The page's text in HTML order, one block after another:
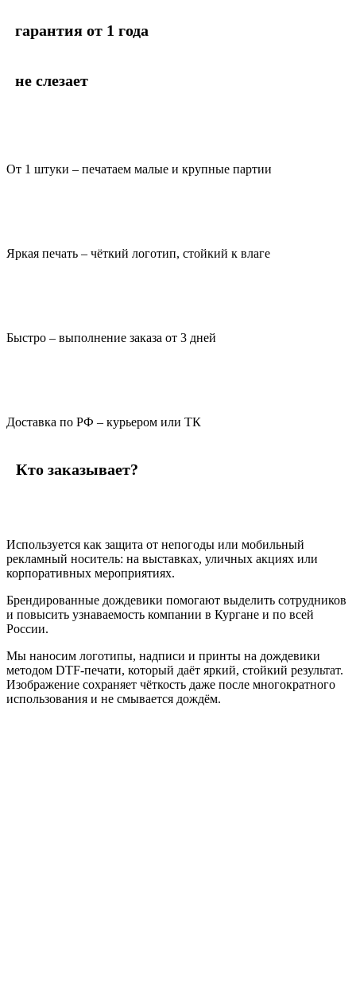
гарантия от 1 года
не слезает
От 1 штуки – печатаем малые и крупные партии
Яркая печать – чёткий логотип, стойкий к влаге
Быстро – выполнение заказа от 3 дней
Доставка по РФ – курьером или ТК
Кто заказывает?
Используется как защита от непогоды или мобильный
рекламный носитель: на выставках, уличных акциях или
корпоративных мероприятиях.
Брендированные дождевики помогают выделить сотрудников
и повысить узнаваемость компании в Кургане и по всей
России.
Мы наносим логотипы, надписи и принты на дождевики
методом DTF-печати, который даёт яркий, стойкий результат.
Изображение сохраняет чёткость даже после многократного
использования и не смывается дождём.